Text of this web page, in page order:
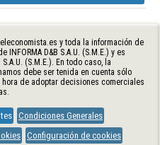
y toda la información de
D&B S.A.U. (S.M.E.) y es
(S.M.E.). En todo caso, la
debe ser tenida en cuenta sólo
de adoptar decisiones comerciales
Condiciones Generales
Configuración de cookies